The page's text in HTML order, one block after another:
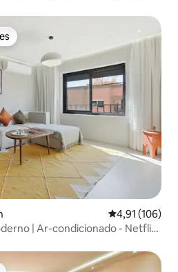
dos hóspedes
4,91 de uma
4,91 (106)
| Ar-condicionado - Netflix